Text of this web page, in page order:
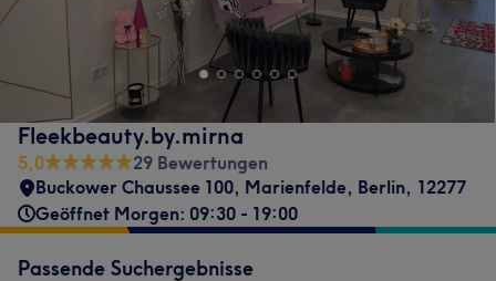
Fleekbeauty.by.mirna
5,0
29 Bewertungen
Buckower Chaussee 100, Marienfelde, Berlin, 12277
Geöffnet Morgen: 09:30 - 19:00
Passende Suchergebnisse